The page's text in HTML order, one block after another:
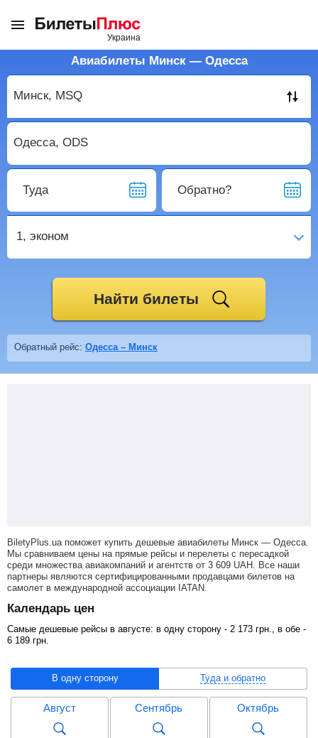
Авиабилеты Минск — Одесса
Туда Обратно?
1, эконом
Найти билеты
Обратный рейс: Одесса – Минск
BiletyPlus.ua поможет купить дешевые авиабилеты Минск — Одесса.
Мы сравниваем цены на прямые рейсы и перелеты с пересадкой
среди множества авиакомпаний и агентств от 3 609 UAH . Все наши
партнеры являются сертифицированными продавцами билетов на
самолет в международной ассоциации IATAN.
Календарь цен
Самые дешевые рейсы в августе: в одну сторону - 2 173 грн ., в обе -
6 189 грн
В одну сторону Туда и обратно
Август Сентябрь Октябрь